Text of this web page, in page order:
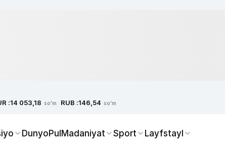
:14 053,18 so'm RUB :146,54 so'm
DunyoPulMadaniyat Sport Layfstayl